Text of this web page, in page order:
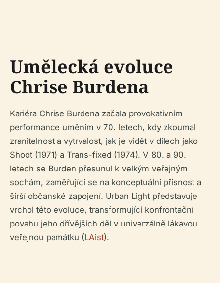
Umělecká evoluce
Chrise Burdena
Kariéra Chrise Burdena začala provokativním
performance uměním v 70. letech, kdy zkoumal
zranitelnost a vytrvalost, jak je vidět v dílech jako
Shoot (1971) a Trans-fixed (1974). V 80. a 90.
letech se Burden přesunul k velkým veřejným
sochám, zaměřující se na konceptuální přísnost a
širší občanské zapojení. Urban Light představuje
vrchol této evoluce, transformující konfrontační
povahu jeho dřívějších děl v univerzálně lákavou
veřejnou památku (LAist).